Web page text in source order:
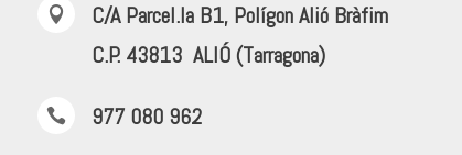

C/A Parcel.la B1, Polígon Alió Bràfim
C.P. 43813 ALIÓ (Tarragona)
 977 080 962